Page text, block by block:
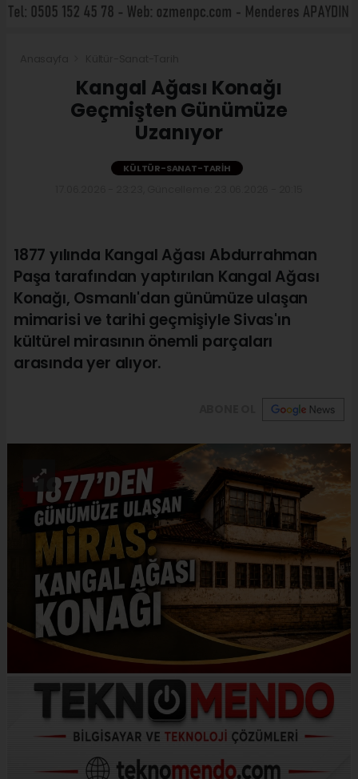
Kangal Ağası Konağı
Geçmişten Günümüze
Uzanıyor
KÜLTÜR-SANAT-TARIH
1877 yılında Kangal Ağası Abdurrahman
Paşa tarafından yaptırılan Kangal Ağası
Konağı, Osmanlı'dan günümüze ulaşan
mimarisi ve tarihi geçmişiyle Sivas'ın
kültürel mirasının önemli parçaları
arasında yer alıyor.